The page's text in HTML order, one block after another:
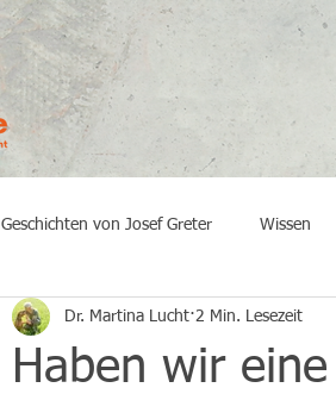
Geschichten von Josef Greter Wissen
Haben wir eine
Dr. Martina Lucht 2 Min. Lesezeit